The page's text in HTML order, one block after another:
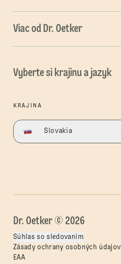
Viac od Dr. Oetker
Vyberte si krajinu a jazyk
KRAJINA
Slovakia
Dr. Oetker © 2026
Súhlas so sledovaním
Zásady ochrany osobných údajov
EAA